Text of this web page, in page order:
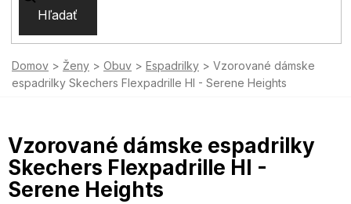
Hľadať
Domov Ženy Obuv Espadrilky
Vzorované dámske
espadrilky Skechers Flexpadrille HI - Serene Heights
Vzorované dámske espadrilky
Skechers Flexpadrille HI -
Serene Heights